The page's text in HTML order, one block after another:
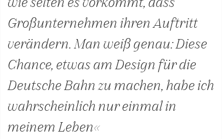
wie selten es vorkommt, dass
Großunternehmen ihren Auftritt
verändern. Man weiß genau: Diese
Chance, etwas am Design für die
Deutsche Bahn zu machen, habe ich
wahrscheinlich nur einmal in
meinem Leben«